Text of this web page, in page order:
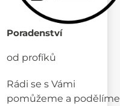
Poradenství
od profíků
Rádi se s Vámi
pomůžeme a podělíme